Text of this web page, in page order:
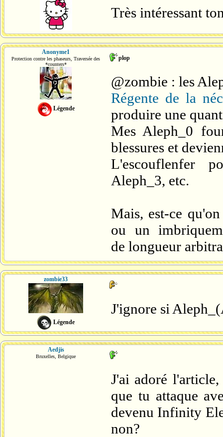
Très intéressant
Anonyme1
Protection contre les phaseurs, Traversée des
*counters*
Légende
plop
@zombie : les
Régente de la
produire une
Mes Aleph_0
blessures et
L'escouflenfer
Aleph_3, etc.
Mais, est-ce
ou un
de longueur
zombie33
Légende
J'ignore si
Aedjis
Bruxelles, Belgique
J'ai adoré
que tu attaque
devenu Infinity
non?